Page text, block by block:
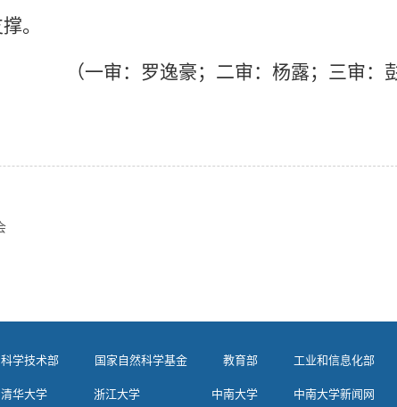
。
（一审：罗逸豪；二审：杨露；三审：
科学技术部 国家自然科学基金 教育部 工业和信息化部
清华大学 浙江大学 中南大学 中南大学新闻网